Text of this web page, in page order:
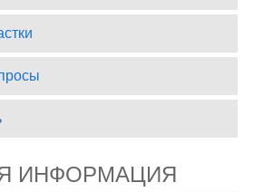
ИНФОРМАЦИЯ